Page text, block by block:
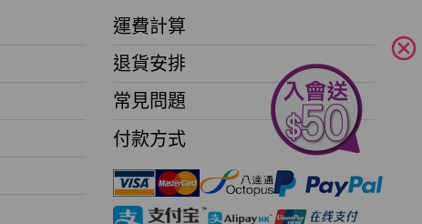
運費計算
退貨安排
常見問題
付款方式
cancel